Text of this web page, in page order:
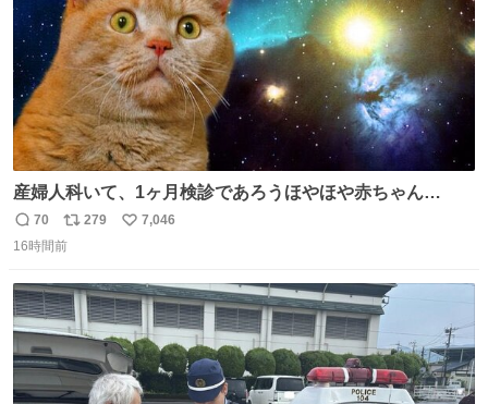
産婦人科いて、1ヶ月検診であろうほやほや赤ちゃん👩‍🍼
と推定2,3歳の女の子👧🏻をワンオペで連れてるママがいる
のだけども 女の子ずっとママの側から離れない…⁉️ 手を繋
たいにﾄﾃﾄﾃついてってるし逃走しないし脱走しないし逃げ
ないし走ら文字数
返
信
70
リ
ポ
ト
数
279
い
数
7,046
16時間前